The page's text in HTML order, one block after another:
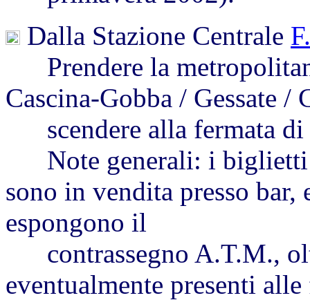
Dalla Stazione Centrale
Prendere la
Cascina-Gobba / Gessate /
scendere alla fermata di
Note generali: i biglietti
sono in vendita presso bar,
espongono il
contrassegno A.T.M.,
eventualmente presenti alle